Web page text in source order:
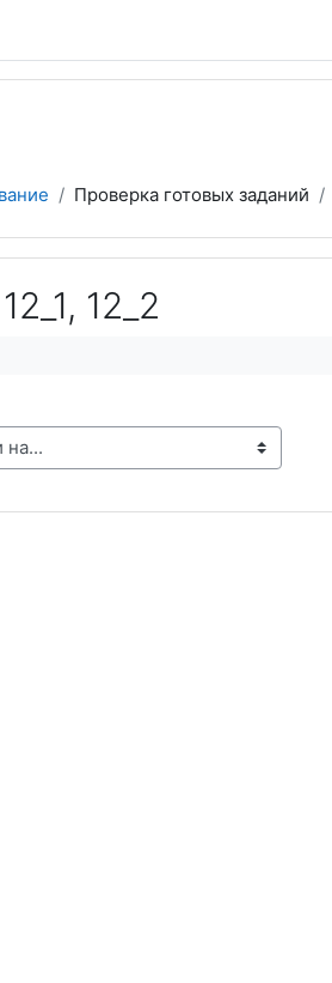
Проверка готовых заданий
12_2